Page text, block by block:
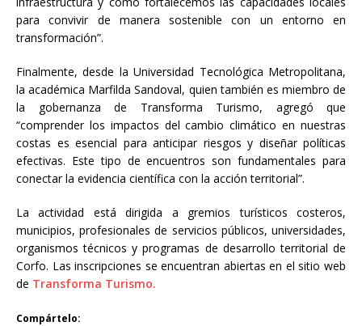
para convivir de manera sostenible con un entorno en
transformación”.
Finalmente, desde la Universidad Tecnológica Metropolitana,
la académica Marfilda Sandoval, quien también es miembro de
la gobernanza de Transforma Turismo, agregó que
“comprender los impactos del cambio climático en nuestras
costas es esencial para anticipar riesgos y diseñar políticas
efectivas. Este tipo de encuentros son fundamentales para
conectar la evidencia científica con la acción territorial”.
La actividad está dirigida a gremios turísticos costeros,
municipios, profesionales de servicios públicos, universidades,
organismos técnicos y programas de desarrollo territorial de
Corfo. Las inscripciones se encuentran abiertas en el sitio web
de Transforma Turismo.
Compártelo: